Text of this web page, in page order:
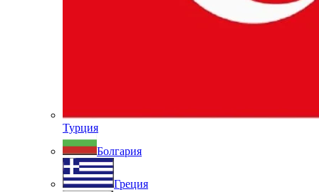
Турция
Болгария
Греция